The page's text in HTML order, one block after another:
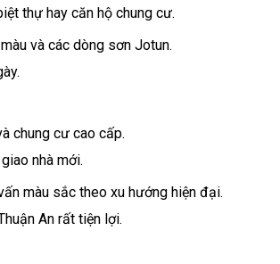
thự hay căn hộ chung cư.
và các dòng sơn Jotun.
chung cư cao cấp.
nhà mới.
màu sắc theo xu hướng hiện đại.
An rất tiện lợi.